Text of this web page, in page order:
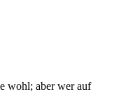
wohl; aber wer auf